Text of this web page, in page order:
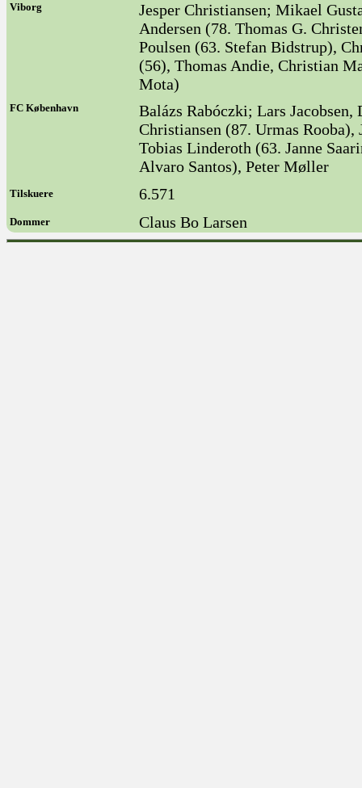
Viborg
Jesper Christiansen; Mikael
Andersen (78. Thomas G.
Poulsen (63. Stefan Bidstrup),
(56), Thomas Andie, Christian
Mota)
FC København
Balázs Rabóczki; Lars Jacobsen,
Christiansen (87. Urmas
Tobias Linderoth (63. Janne
Alvaro Santos), Peter Møller
Tilskuere 6.571
Dommer Claus Bo Larsen